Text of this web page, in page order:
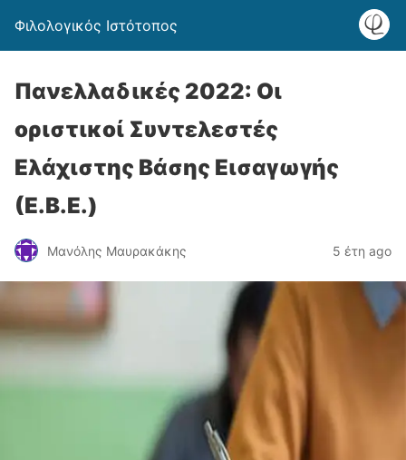
Φιλολογικός Ιστότοπος
Πανελλαδικές 2022: Οι
οριστικοί Συντελεστές
Ελάχιστης Βάσης Εισαγωγής
(Ε.Β.Ε.)
Μανόλης Μαυρακάκης 5 έτη ago